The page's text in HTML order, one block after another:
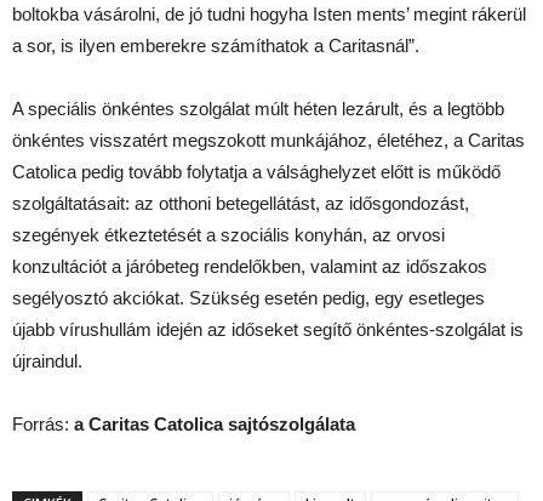
boltokba vásárolni, de jó tudni hogyha Isten ments’ megint rákerül
a sor, is ilyen emberekre számíthatok a Caritasnál”.
A speciális önkéntes szolgálat múlt héten lezárult, és a legtöbb
önkéntes visszatért megszokott munkájához, életéhez, a Caritas
Catolica pedig tovább folytatja a válsághelyzet előtt is működő
szolgáltatásait: az otthoni betegellátást, az idősgondozást,
szegények étkeztetését a szociális konyhán, az orvosi
konzultációt a járóbeteg rendelőkben, valamint az időszakos
segélyosztó akciókat. Szükség esetén pedig, egy esetleges
újabb vírushullám idején az időseket segítő önkéntes-szolgálat is
újraindul.
Forrás: a Caritas Catolica sajtószolgálata